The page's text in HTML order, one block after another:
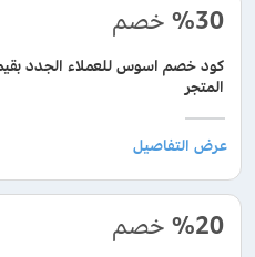
%30 خصم
المتجر
%20 خصم